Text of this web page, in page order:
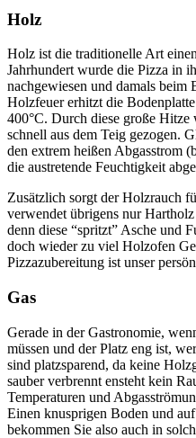
Holz
Holz ist die traditionelle Art
Jahrhundert wurde die Pizza in
nachgewiesen und damals
Holzfeuer erhitzt die
400°C. Durch diese große
schnell aus dem Teig gezogen.
den extrem heißen Abgasstrom
die austretende Feuchtigkeit
Zusätzlich sorgt der Holzrauch
verwendet übrigens nur
denn diese “spritzt” Asche und
doch wieder zu viel Holzofen
Pizzazubereitung ist unser
Gas
Gerade in der Gastronomie,
müssen und der Platz eng ist,
sind platzsparend, da keine
sauber verbrennt ensteht kein
Temperaturen und
Einen knusprigen Boden und
bekommen Sie also auch in